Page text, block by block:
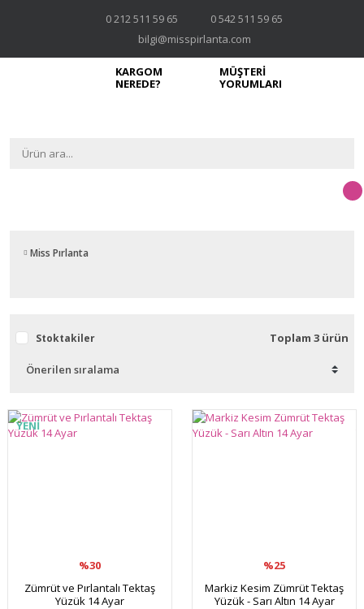
0 212 511 59 65
0 542 511 59 65
bilgi@misspirlanta.com
KARGOM
NEREDE?
MÜŞTERİ
YORUMLARI
Miss Pırlanta
Stoktakiler Toplam 3 ürün
YENİ
%30
Zümrüt ve Pırlantalı Tektaş
Yüzük 14 Ayar
%25
Markiz Kesim Zümrüt Tektaş
Yüzük - Sarı Altın 14 Ayar